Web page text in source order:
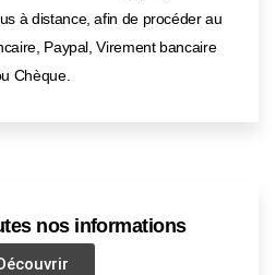
à distance, afin de procéder au
Paypal, Virement bancaire
Chèque.
nos informations